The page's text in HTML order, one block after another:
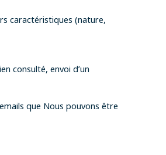
caractéristiques (nature,
consulté, envoi d’un
que Nous pouvons être